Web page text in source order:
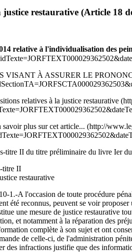
justice restaurative (Article 18
relative à l'individualisation des
VISANT À ASSURER LE
relatives à la justice restaurative
savoir plus sur cet article...
titre II du titre préliminaire du livre Ier
titre II
restaurative
1.-A l'occasion de toute procédure
été reconnus, peuvent se voir proposer
une mesure de justice restaurative
et notamment à la réparation des
complète à son sujet et ont
de celle-ci, de l'administration
des infractions justifie que des